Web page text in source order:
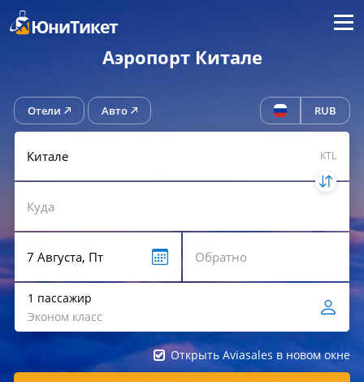
ЮниТикет Меню
Аэропорт Китале
Отели Авто RUB
KTL
1 пассажир
Эконом класс
Открыть Aviasales в новом окне